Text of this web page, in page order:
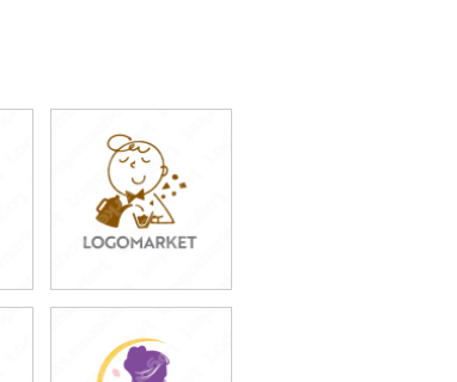
59,800円
(税込65,780円)